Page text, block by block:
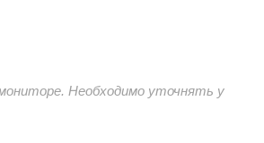
Необходимо уточнять у